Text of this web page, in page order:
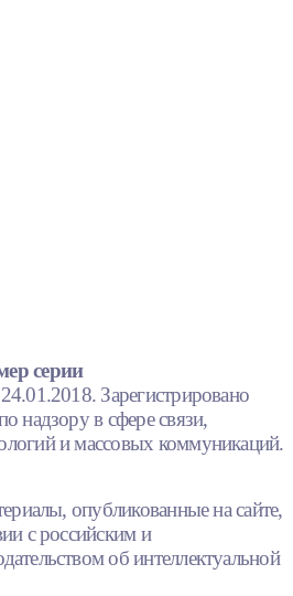
серии
Зарегистрировано
надзору в сфере связи,
и массовых коммуникаций.
опубликованные на сайте,
с российским и
об интеллектуальной